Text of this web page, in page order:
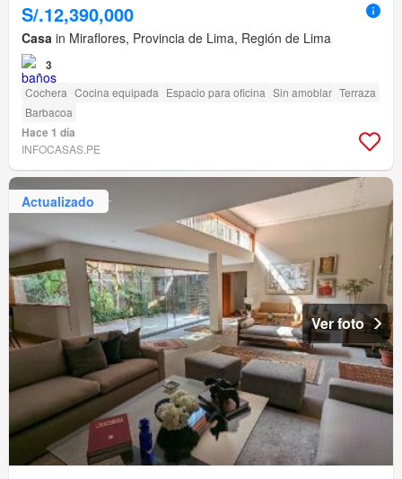
S/.12,390,000
Casa in Miraflores, Provincia de Lima, Región de Lima
3
Cochera Cocina equipada Espacio para oficina Sin amoblar Terraza
Barbacoa
Hace 1 día
INFOCASAS.PE
Actualizado
Ver foto